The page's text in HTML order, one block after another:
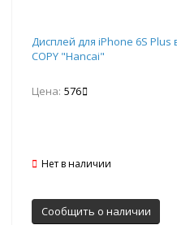
Дисплей для iPhone 6S
COPY "Hancai"
Цена: 576
Нет в наличии
Сообщить о наличии